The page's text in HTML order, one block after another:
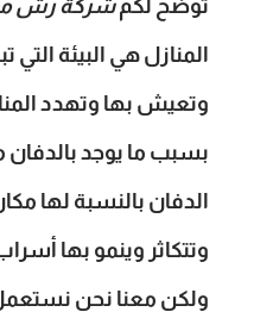
توضح لكمشركة رش
المنازل هي البيئة التي
وتعيش بها وتهدد
بسبب ما يوجد
الدفان بالنسبة لها
وتتكاثر وينمو بها
ولكن معنا نحن